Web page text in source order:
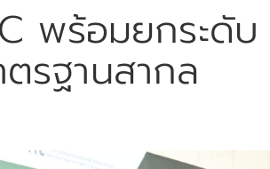
พร้อมยกระดับ
รฐานสากล